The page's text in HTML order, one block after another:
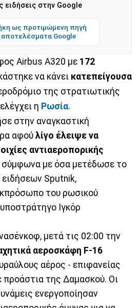
ειδήσεις στην Google
ως προτιμώμενη πηγή
Google
Airbus A320 με 172
να κάνει κατεπείγουσα
της στρατιωτικής
η Ρωσία.
στην αναγκαστική
αφού λίγο έλειψε να
αντιαεροπορικής
σύμφωνα με όσα μετέδωσε το
Sputnik,
του ρωσικού
Ιγκόρ
μετά τις 02:00 την
αεροσκάφη F-16
αέρος - επιφανείας
προάστια της Δαμασκού. Οι
ενεργοποίησαν